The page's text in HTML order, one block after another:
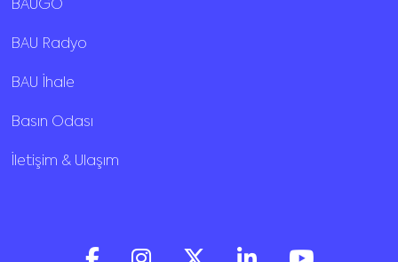
BAUGO
BAU Radyo
BAU İhale
Basın Odası
İletişim & Ulaşım